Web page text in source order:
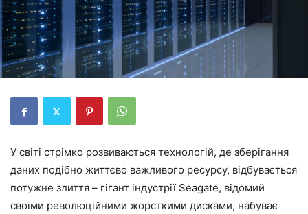
У світі стрімко розвиваються технологій, де зберігання
даних подібно життєво важливого ресурсу, відбувається
потужне злиття – гігант індустрії Seagate, відомий
своїми революційними жорсткими дисками, набуває